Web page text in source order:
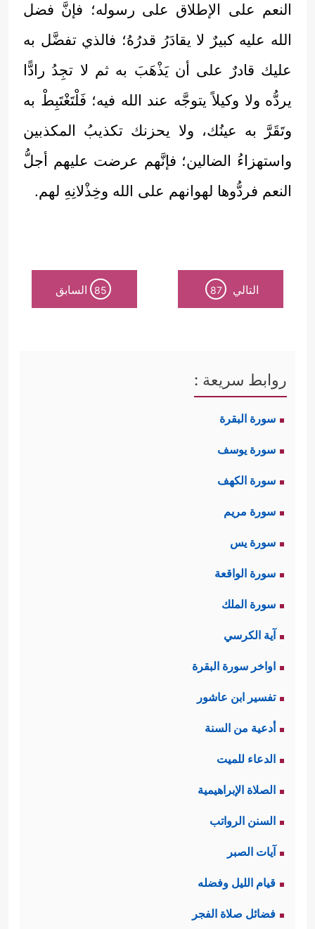
النعم على الإطلاق على رسوله؛ فإنَّ فضل
الله عليه كبيرٌ لا يقادَرُ قدرُهُ؛ فالذي تفضَّل به
عليك قادرٌ على أن يَذْهَبَ به ثم لا تجِدُ رادًّا
يردُّه ولا وكيلاً يتوجَّه عند الله فيه؛ فَلْتَغْتَبِطْ به
وتَقَرَّ به عينُك، ولا يحزنك تكذيبُ المكذبين
واستهزاءُ الضالين؛ فإنَّهم عرضت عليهم أجلُّ
النعم فردُّوها لهوانهم على الله وخِذْلانِهِ لهم.
التالي 87
85 السابق
روابط سريعة :
سورة البقرة
سورة يوسف
سورة الكهف
سورة مريم
سورة يس
سورة الواقعة
سورة الملك
آية الكرسي
اواخر سورة البقرة
تفسير ابن عاشور
أدعية من السنة
الدعاء للميت
الصلاة الإبراهيمية
السنن الرواتب
آيات الصبر
قيام الليل وفضله
فضائل صلاة الفجر